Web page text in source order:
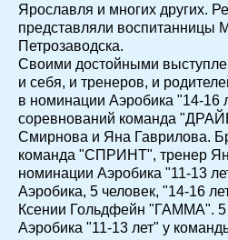
Ярославля и многих других.
представляли
Петрозаводска.
Своими достойными
и себя, и тренеров, и
в номинации Аэробика "14-16
соревнований команда
Смирнова и Яна Гаврилова.
команда "СПРИНТ", тренер
номинации Аэробика "11-13
Аэробика, 5 человек, "14-16
Ксении Гольдфейн "ГАММА". 5
Аэробика "11-13 лет" у